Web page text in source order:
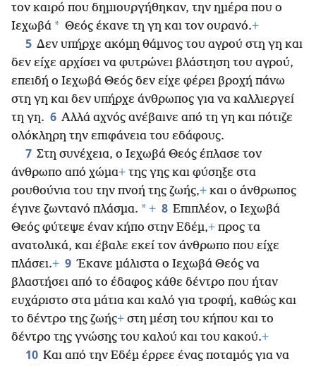
τον καιρό που δημιουργήθηκαν, την ημέρα που ο
Ιεχωβά * Θεός έκανε τη γη και τον ουρανό.+
5 Δεν υπήρχε ακόμη θάμνος του αγρού στη γη και
δεν είχε αρχίσει να φυτρώνει βλάστηση του αγρού,
επειδή ο Ιεχωβά Θεός δεν είχε φέρει βροχή πάνω
στη γη και δεν υπήρχε άνθρωπος για να καλλιεργεί
τη γη. 6 Αλλά αχνός ανέβαινε από τη γη και πότιζε
ολόκληρη την επιφάνεια του εδάφους.
7 Στη συνέχεια, ο Ιεχωβά Θεός έπλασε τον
άνθρωπο από χώμα+ της γης και φύσηξε στα
ρουθούνια του την πνοή της ζωής,+ και ο άνθρωπος
έγινε ζωντανό πλάσμα. * + 8 Επιπλέον, ο Ιεχωβά
Θεός φύτεψε έναν κήπο στην Εδέμ,+ προς τα
ανατολικά, και έβαλε εκεί τον άνθρωπο που είχε
πλάσει.+ 9 Έκανε μάλιστα ο Ιεχωβά Θεός να
βλαστήσει από το έδαφος κάθε δέντρο που ήταν
ευχάριστο στα μάτια και καλό για τροφή, καθώς και
το δέντρο της ζωής+ στη μέση του κήπου και το
δέντρο της γνώσης του καλού και του κακού.+
10 Και από την Εδέμ έρρεε ένας ποταμός για να